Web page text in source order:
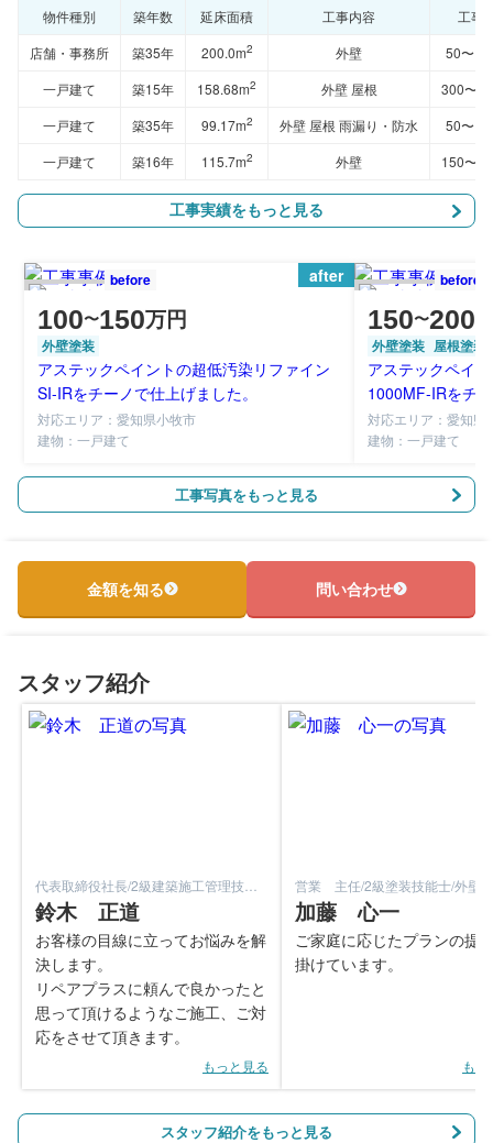
物件種別 築年数 延床面積 工事内容
工事
店舗・事務所
築35年 200.0m2 外壁
50〜
一戸建て
築15年 158.68m2 外壁 屋根
300〜
一戸建て
築35年 99.17m2 外壁 屋根 雨漏り・防水
50〜
一戸建て
築16年 115.7m2 外壁 150〜
工事実績をもっと見る
after
before
100〜150万円
外壁塗装
アステックペイントの超低汚染リファイン
SI-IRをチーノで仕上げました。
対応エリア：愛知県小牧市
建物：一戸建て
before
150〜200
外壁塗装 屋根塗装
アステックペイ
1000MF-IRをチ
対応エリア：愛知県
建物：一戸建て
工事写真をもっと見る
金額を知る 問い合わせ
スタッフ紹介
代表取締役社長/2級建築施工管理技士/2
級ファイナンシャルプランナー/外壁診
断士/屋根診断士
鈴木 正道
お客様の目線に立ってお悩みを解
決します。
リペアプラスに頼んで良かったと
思って頂けるようなご施工、ご対
応をさせて頂きます。
もっと見る
営業 主任/2級塗装技能士/外壁
外装劣化診断士
加藤 心一
ご家庭に応じたプランの提
掛けています。
も
スタッフ紹介をもっと見る